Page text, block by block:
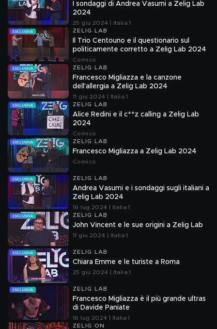
I sondaggi di Andrea Vasumi a Zelig Lab
2024
25 giu 2024 | Italia 1
ZELIG LAB
Il Trio Centouno e il questionario sul
politicamente corretto a Zelig Lab 2024
Comico
ZELIG LAB
Francesco Migliazza e la canzone
dell'allergia a Zelig Lab 2024
11 giu 2024 | Italia 1
ZELIG LAB
Alice Redini e il c**z calling a Zelig Lab
2024
Comico
ZELIG LAB
Francesco Migliazza a Zelig Lab 2024
Comico
ZELIG LAB
Andrea Vasumi e i sondaggi sugli italiani a
Zelig Lab 2024
16 lug 2024 | Italia 1
ZELIG LAB
John Vincent e le sue origini a Zelig Lab
11 giu 2024 | Italia 1
ZELIG LAB
Chiara Emme e le turiste a Roma
25 giu 2024 | Italia 1
ZELIG LAB
Francesco Migliazza è il più grande ultras
di Davide Paniate
16 lug 2024 | Italia 1
ZELIG ON